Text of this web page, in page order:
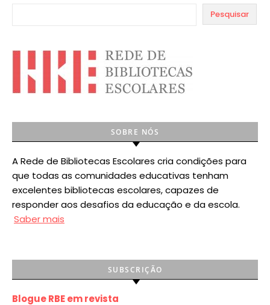
Pesquisar
SOBRE NÓS
A Rede de Bibliotecas Escolares cria condições para
que todas as comunidades educativas tenham
excelentes bibliotecas escolares, capazes de
responder aos desafios da educação e da escola.
Saber mais
SUBSCRIÇÃO
Blogue RBE em revista